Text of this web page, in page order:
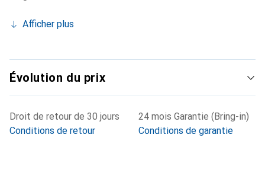
Afficher plus
Évolution du prix
Droit de retour de 30 jours
Conditions de retour
24 mois Garantie (Bring-in)
Conditions de garantie